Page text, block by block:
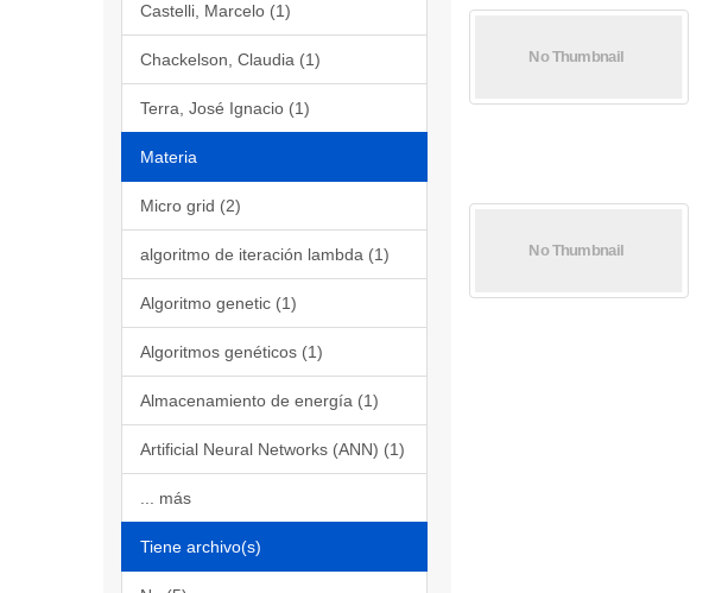
Castelli, Marcelo (1)
Chackelson, Claudia (1)
Terra, José Ignacio (1)
Materia
Micro grid (2)
algoritmo de iteración lambda (1)
Algoritmo genetic (1)
Algoritmos genéticos (1)
Almacenamiento de energía (1)
Artificial Neural Networks (ANN) (1)
... más
Tiene archivo(s)